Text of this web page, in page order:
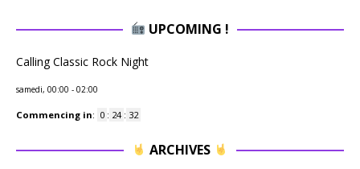
UPCOMING !
Calling Classic Rock Night
samedi, 00:00 - 02:00
Commencing in: 0 : 24 : 32
ARCHIVES